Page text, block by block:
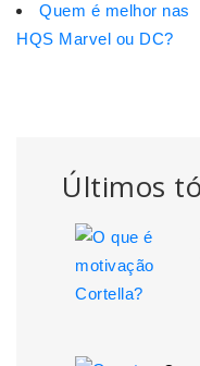
Últimos
Quem é melhor nas
HQS Marvel ou DC?